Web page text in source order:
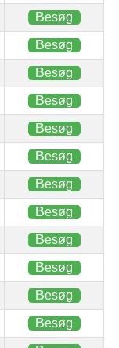
Besøg
Besøg
Besøg
Besøg
Besøg
Besøg
Besøg
Besøg
Besøg
Besøg
Besøg
Besøg